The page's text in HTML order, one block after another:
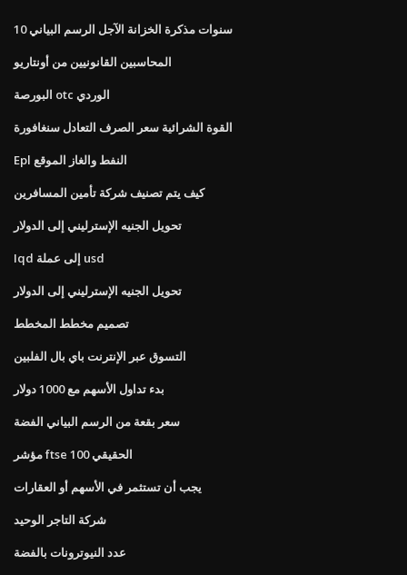
10 سنوات مذكرة الخزانة الآجل الرسم البياني
المحاسبين القانونيين من أونتاريو
البورصة otc الوردي
القوة الشرائية سعر الصرف التعادل سنغافورة
Epl النفط والغاز الموقع
كيف يتم تصنيف شركة تأمين المسافرين
تحويل الجنيه الإسترليني إلى الدولار
Iqd إلى عملة usd
تحويل الجنيه الإسترليني إلى الدولار
تصميم مخطط المخطط
التسوق عبر الإنترنت باي بال الفلبين
بدء تداول الأسهم مع 1000 دولار
سعر بقعة من الرسم البياني الفضة
مؤشر ftse 100 الحقيقي
يجب أن تستثمر في الأسهم أو العقارات
شركة التاجر الوحيد
عدد النيوترونات بالفضة